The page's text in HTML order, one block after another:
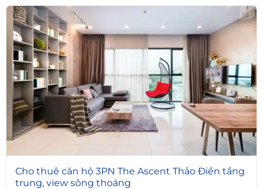
4
Cho thuê căn hộ 3PN The Ascent Thảo Điền tầng
trung, view sông thoáng